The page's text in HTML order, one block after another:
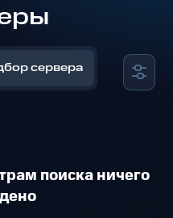
сервера
поиска ничего